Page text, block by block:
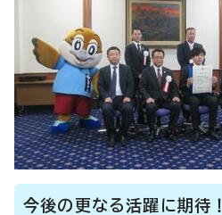
今後の更なる活躍に期待！